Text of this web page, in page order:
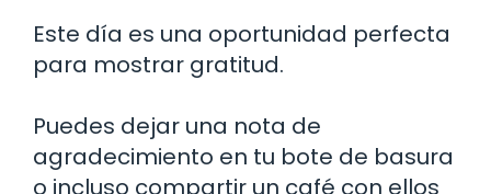
Este día es una oportunidad perfecta
para mostrar gratitud.
Puedes dejar una nota de
agradecimiento en tu bote de basura
o incluso compartir un café con ellos